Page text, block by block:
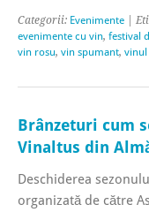
Categorii: Evenimente |
evenimente cu vin, festival
vin rosu, vin spumant, vinul
Brânzeturi cum
Vinaltus din
Deschiderea
organizată de către